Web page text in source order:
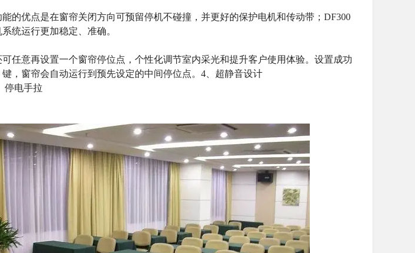
的优点是在窗帘关闭方向可预留停机不碰撞，并更好的保护电机和传动带； DF300
统运行更加稳定、准确。
任意再设置一个窗帘停位点，个性化调节室内采光和提升客户使用体验。设置成功
，窗帘会自动运行到预先设定的中间停位点。 4 、超静音设计
、停电手拉